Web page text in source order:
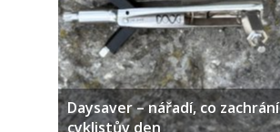
Daysaver – nářadí, co zachrání
cyklistův den